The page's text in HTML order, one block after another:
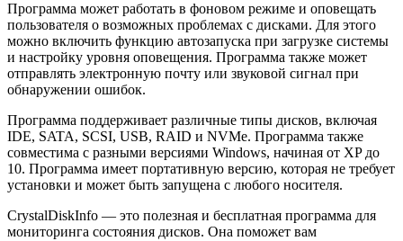
Программа может работать в фоновом режиме и оповещать
пользователя о возможных проблемах с дисками. Для этого
можно включить функцию автозапуска при загрузке системы
и настройку уровня оповещения. Программа также может
отправлять электронную почту или звуковой сигнал при
обнаружении ошибок.
Программа поддерживает различные типы дисков, включая
IDE, SATA, SCSI, USB, RAID и NVMe. Программа также
совместима с разными версиями Windows, начиная от XP до
10. Программа имеет портативную версию, которая не требует
установки и может быть запущена с любого носителя.
CrystalDiskInfo — это полезная и бесплатная программа для
мониторинга состояния дисков. Она поможет вам